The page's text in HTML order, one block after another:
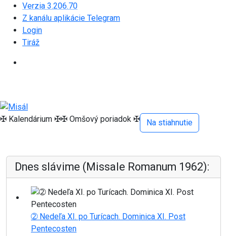
Verzia 3.206.70
Z kanálu aplikácie Telegram
Login
Tiráž
✠ Kalendárium ✠✠ Omšový poriadok ✠ Na stiahnutie
Dnes slávime (Missale Romanum 1962):
➁ Nedeľa XI. po Turícach. Dominica XI. Post
Pentecosten